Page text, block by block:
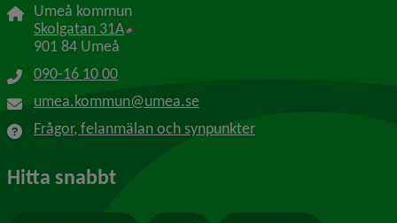
Umeå kommun
Skolgatan 31A Länk till annan webbplats, öppnas i nytt
901 84 Umeå
090-16 10 00
umea.kommun@umea.se
Frågor, felanmälan och synpunkter
Hitta snabbt